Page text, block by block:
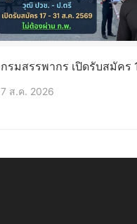
กรมสรรพากร เปิดรับสมัคร
7 ส.ค. 2026